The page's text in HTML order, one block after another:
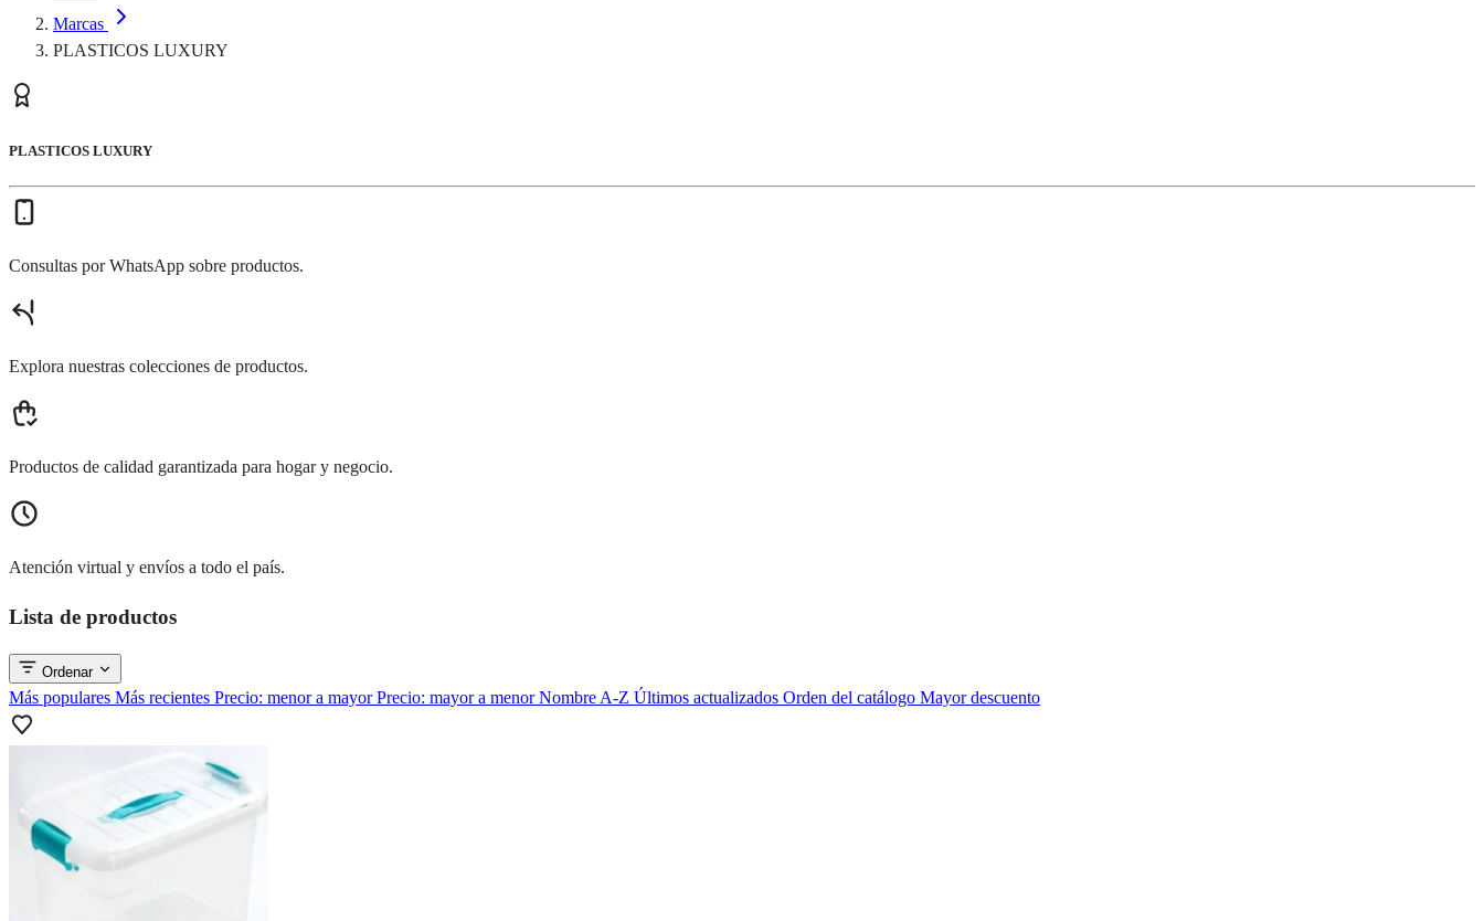
Marcas
PLASTICOS LUXURY
PLASTICOS LUXURY
Consultas por WhatsApp sobre productos.
Explora nuestras colecciones de productos.
Productos de calidad garantizada para hogar y negocio.
Atención virtual y envíos a todo el país.
Lista de productos
Ordenar
Más populares Más recientes Precio: menor a mayorPrecio: mayor a menorNombre A-Z Últimos actualizados Orden del catálogo Mayor descuento